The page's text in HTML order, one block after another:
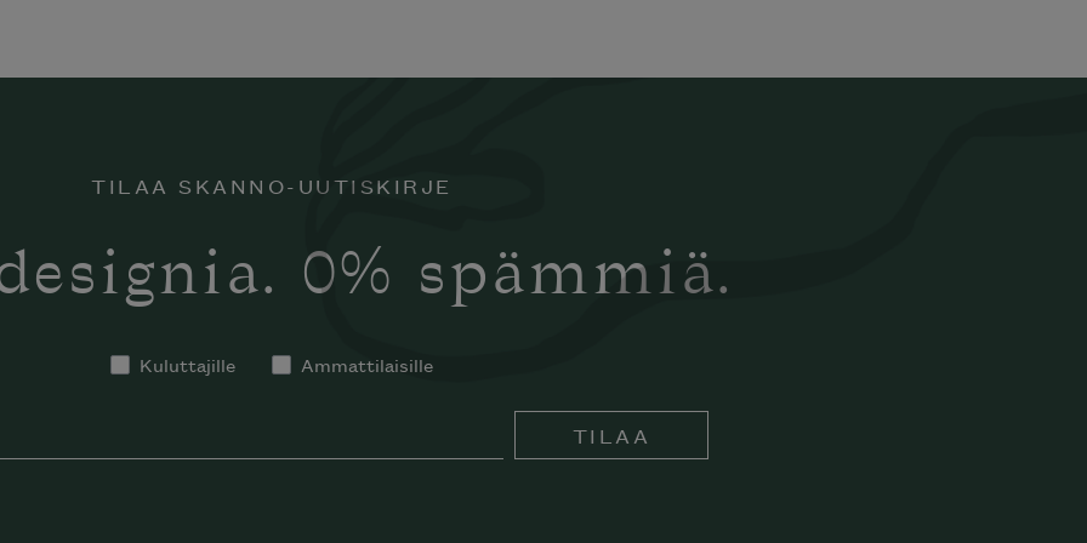
TILAA SKANNO-UUTISKIRJE
0% spämmiä.
Kuluttajille Ammattilaisille
TILAA